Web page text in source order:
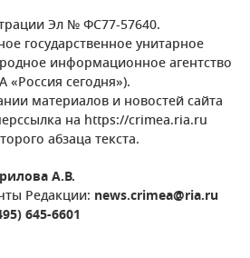
Эл № ФС77-57640.
государственное унитарное
информационное агентство
«Россия сегодня»).
материалов и новостей сайта
на https://crimea.ria.ru
абзаца текста.
А.В.
Редакции: news.crimea@ria.ru
645-6601